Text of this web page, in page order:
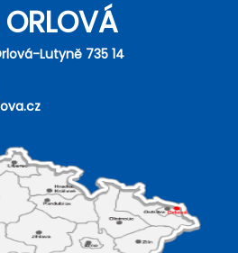
Lutyně 735 14